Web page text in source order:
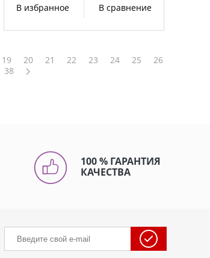
В избранное В сравнение
19 20 21 22 23 24 25
26
38
100 % ГАРАНТИЯ
КАЧЕСТВА